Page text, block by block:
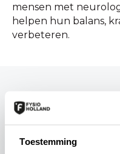
Toestemming
mensen met
helpen hun balans,
verbeteren.
Behandeld
Maak een afspraak